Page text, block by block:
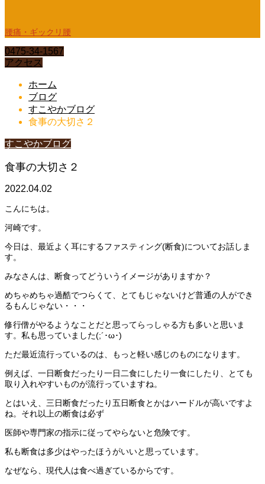
腰痛・ギックリ腰
0475-34-1567
アクセス
ホーム
ブログ
すこやかブログ
食事の大切さ２
すこやかブログ
食事の大切さ２
2022.04.02
こんにちは。
河崎です。
今日は、最近よく耳にするファスティング(断食)についてお話しま
す。
みなさんは、断食ってどういうイメージがありますか？
めちゃめちゃ過酷でつらくて、とてもじゃないけど普通の人ができ
るもんじゃない・・・
修行僧がやるようなことだと思ってらっしゃる方も多いと思いま
す。私も思っていました(;´･ω･)
ただ最近流行っているのは、もっと軽い感じのものになります。
例えば、一日断食だったり一日二食にしたり一食にしたり、とても
取り入れやすいものが流行っていますね。
とはいえ、三日断食だったり五日断食とかはハードルが高いですよ
ね。それ以上の断食は必ず
医師や専門家の指示に従ってやらないと危険です。
私も断食は多少はやったほうがいいと思っています。
なぜなら、現代人は食べ過ぎているからです。